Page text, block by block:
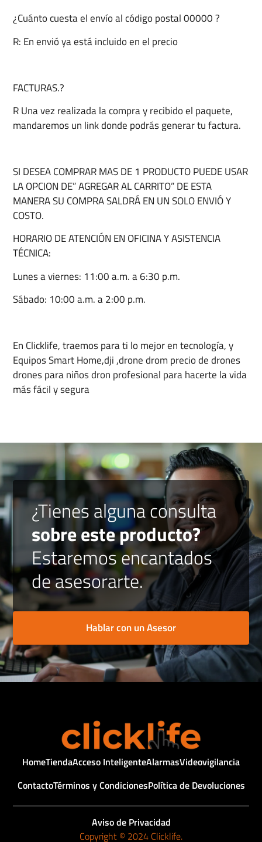
¿Cuánto cuesta el envío al código postal 00000 ?
R: En envió ya está incluido en el precio
FACTURAS.?
R Una vez realizada la compra y recibido el paquete,
mandaremos un link donde podrás generar tu factura.
SI DESEA COMPRAR MAS DE 1 PRODUCTO PUEDE USAR
LA OPCION DE” AGREGAR AL CARRITO” DE ESTA
MANERA SU COMPRA SALDRÁ EN UN SOLO ENVIÓ Y
COSTO.
HORARIO DE ATENCIÓN EN OFICINA Y ASISTENCIA
TÉCNICA:
Lunes a viernes: 11:00 a.m. a 6:30 p.m.
Sábado: 10:00 a.m. a 2:00 p.m.
En Clicklife, traemos para ti lo mejor en tecnología, y
Equipos Smart Home,dji ,drone drom precio de drones
drones para niños dron profesional para hacerte la vida
más fácil y segura
¿Tienes alguna consulta
sobre este producto?
Estaremos encantados
de asesorarte.
Hablar con un Asesor
HomeTiendaAcceso InteligenteAlarmasVideovigilancia
ContactoTérminos y CondicionesPolítica de Devoluciones
Aviso de Privacidad
Copyright © 2024 Clicklife.